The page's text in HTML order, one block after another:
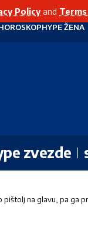
Policyand
HYPE ŽENA
zvezde
pištolj na glavu, pa ga